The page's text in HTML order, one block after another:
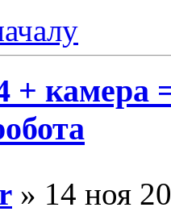
+ камера
» 14 ноя